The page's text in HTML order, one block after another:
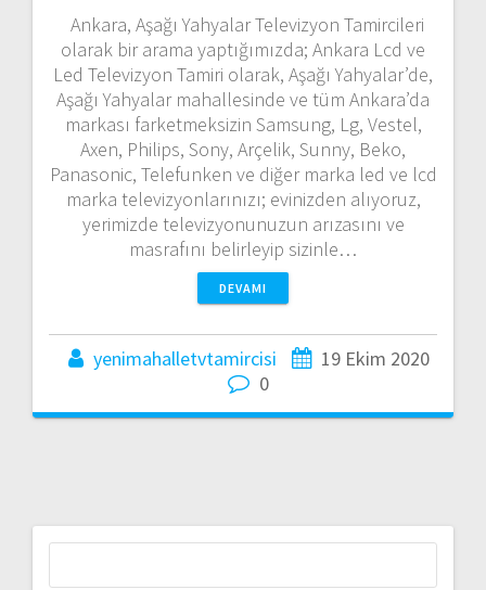
Ankara, Aşağı Yahyalar Televizyon Tamircileri
olarak bir arama yaptığımızda; Ankara Lcd ve
Led Televizyon Tamiri olarak, Aşağı Yahyalar’de,
Aşağı Yahyalar mahallesinde ve tüm Ankara’da
markası farketmeksizin Samsung, Lg, Vestel,
Axen, Philips, Sony, Arçelik, Sunny, Beko,
Panasonic, Telefunken ve diğer marka led ve lcd
marka televizyonlarınızı; evinizden alıyoruz,
yerimizde televizyonunuzun arızasını ve
masrafını belirleyip sizinle…
DEVAMI
yenimahalletvtamircisi
19 Ekim 2020
0